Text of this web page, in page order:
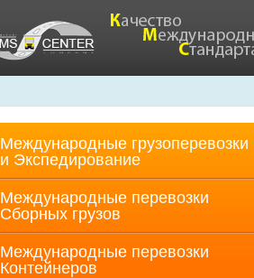
Международные грузоперевозки
и Экспедирование
Международные перевозки
Cборных грузов
Международные перевозки
Контейнеров